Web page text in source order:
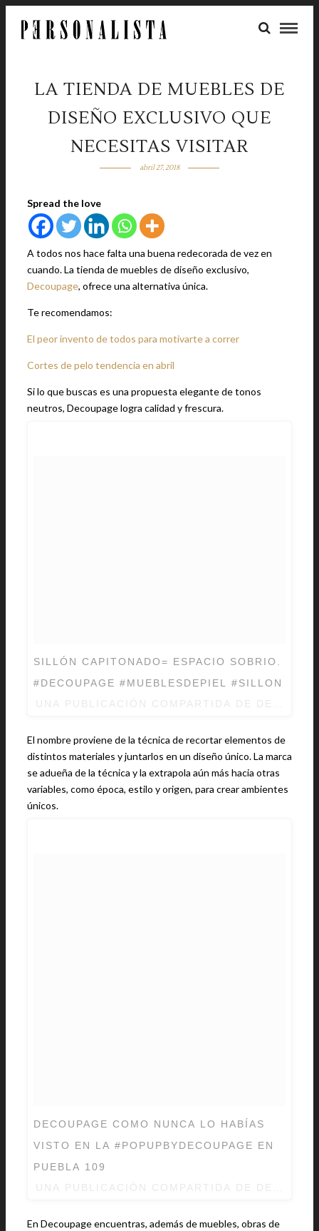
LA TIENDA DE MUEBLES DE
DISEÑO EXCLUSIVO QUE
NECESITAS VISITAR
abril 27, 2018
Spread the love
A todos nos hace falta una buena redecorada de vez en
cuando. La tienda de muebles de diseño exclusivo,
Decoupage, ofrece una alternativa única.
Te recomendamos:
El peor invento de todos para motivarte a correr
Cortes de pelo tendencia en abril
Si lo que buscas es una propuesta elegante de tonos
neutros, Decoupage logra calidad y frescura.
SILLÓN CAPITONADO= ESPACIO SOBRIO.
#DECOUPAGE #MUEBLESDEPIEL #SILLON
El nombre proviene de la técnica de recortar elementos de
distintos materiales y juntarlos en un diseño único. La marca
se adueña de la técnica y la extrapola aún más hacia otras
variables, como época, estilo y origen, para crear ambientes
únicos.
DECOUPAGE COMO NUNCA LO HABÍAS
VISTO EN LA #POPUPBYDECOUPAGE EN
PUEBLA 109
En Decoupage encuentras, además de muebles, obras de